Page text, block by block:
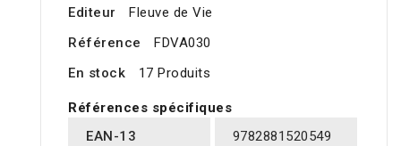
Editeur
Fleuve de Vie
Référence
FDVA030
En stock
17 Produits
Références spécifiques
EAN-13
9782881520549